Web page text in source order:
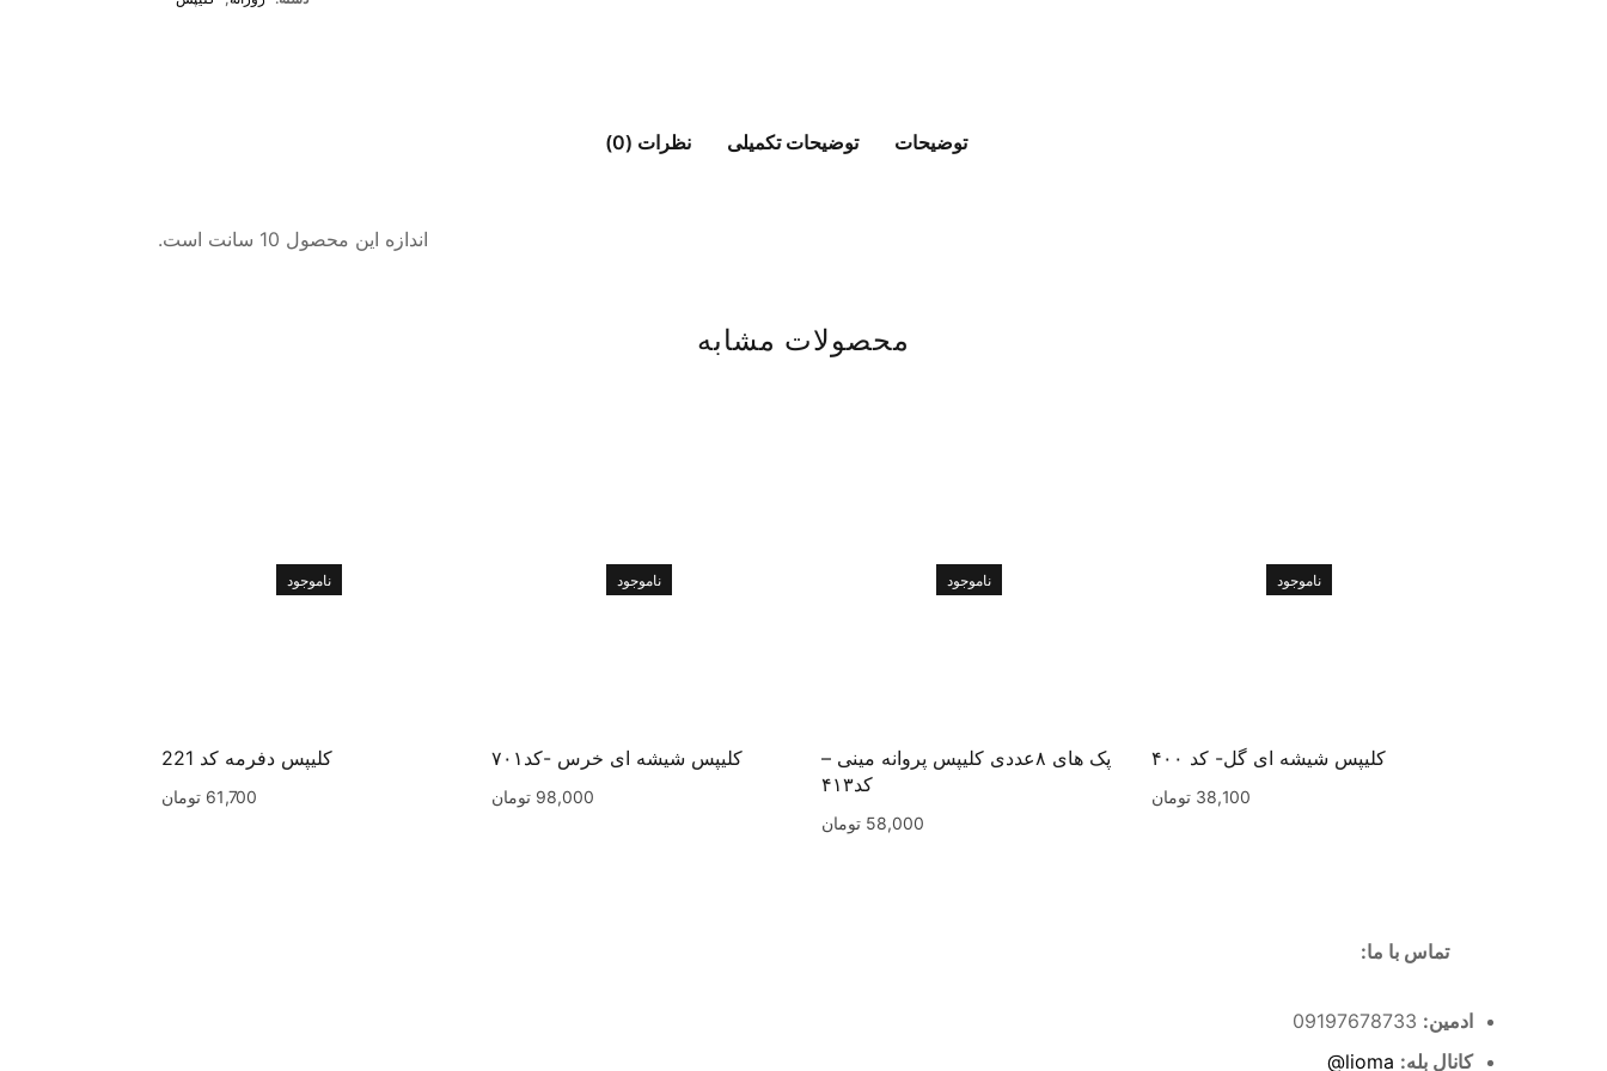
توضیحات توضیحات تکمیلی نظرات (0)
اندازه این محصول 10 سانت است.
محصولات مشابه
ناموجود
کلیپس شیشه ای گل- کد ۴۰۰
38,100 تومان
ناموجود
پک های ۸عددی کلیپس پروانه مینی –
کد۴۱۳
58,000 تومان
ناموجود
کلیپس شیشه ای خرس -کد۷۰۱
98,000 تومان
ناموجود
کلیپس دفرمه کد 221
61,700 تومان
تماس با ما:
ادمین:
کانال بله: lioma@